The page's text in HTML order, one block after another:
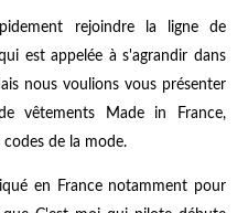
rejoindre la ligne de
est appelée à s'agrandir dans
nous voulions vous présenter
vêtements Made in France,
de la mode.
en France notamment pour